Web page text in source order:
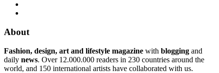
About
Fashion, design, art and lifestyle magazine with blogging and
daily news. Over 12.000.000 readers in 230 countries around the
world, and 150 international artists have collaborated with us.